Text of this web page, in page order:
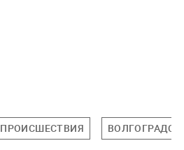
ПРОИСШЕСТВИЯ